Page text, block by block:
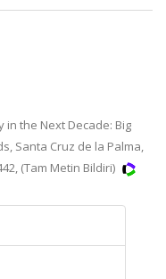
the Next Decade: Big
Santa Cruz de la Palma,
(Tam Metin Bildiri)